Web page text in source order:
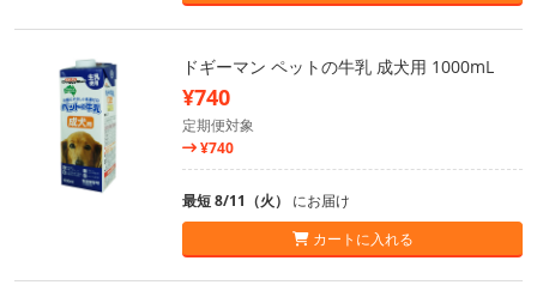
ドギーマン ペットの牛乳 成犬用 1000mL
¥740
定期便対象
¥740
最短 8/11（火） にお届け
カートに入れる